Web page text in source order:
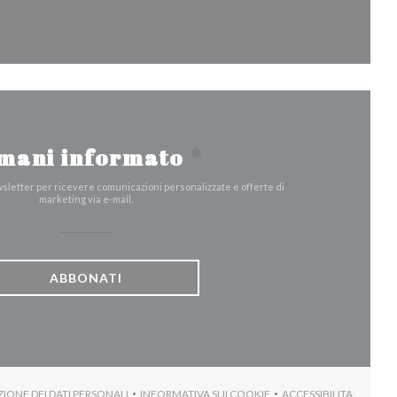
finestra))
informato
per ricevere comunicazioni personalizzate e offerte di
marketing via e-mail.
ABBONATI
DEI DATI PERSONALI INFORMATIVA SUI COOKIE ACCESSIBILITA